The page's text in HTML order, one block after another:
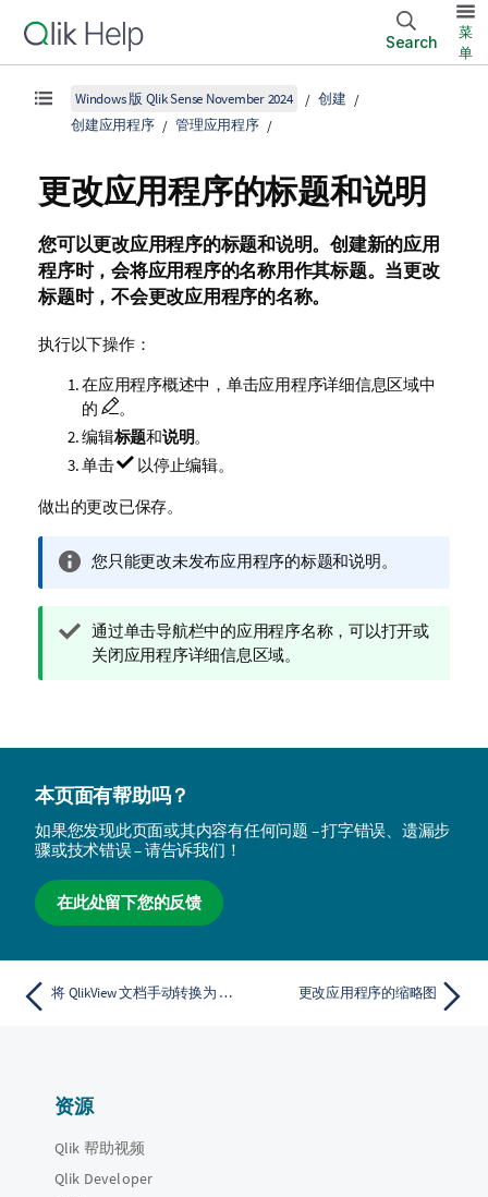
Search
菜
单
Windows 版 Qlik Sense November 2024
创建
创建应用程序
管理应用程序
更改应用程序的标题和说明
您可以更改应用程序的标题和说明。创建新的应用
程序时，会将应用程序的名称用作其标题。 当更改
标题时，不会更改应用程序的名称。
执行以下操作：
在应用程序概述中，单击应用程序详细信息区域中
的
。
编辑标题和说明。
单击
以停止编辑。
做出的更改已保存。
信
释
您只能更改未发布应用程序的标题和说明。
提
示
通过单击导航栏中的应用程序名称，可以打开或
关闭应用程序详细信息区域。
本页面有帮助吗？
如果您发现此页面或其内容有任何问题 – 打字错误、遗漏步
骤或技术错误 – 请告诉我们！
在此处留下您的反馈
将 QlikView 文档手动转换为 Qlik Sense 应用程序 更改应用程序的缩略图
资源
Qlik 帮助视频
Qlik Developer